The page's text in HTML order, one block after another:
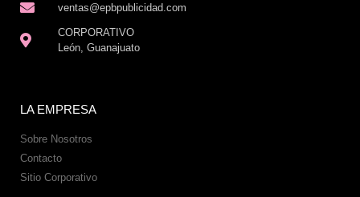
ventas@epbpublicidad.com
CORPORATIVO
León, Guanajuato
LA EMPRESA
Sobre Nosotros
Contacto
Sitio Corporativo